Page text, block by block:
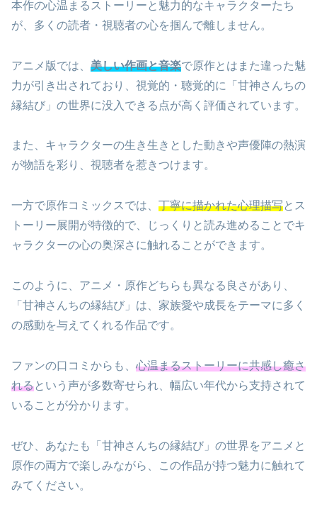
本作の心温まるストーリーと魅力的なキャラクターたち
が、多くの読者・視聴者の心を掴んで離しません。
アニメ版では、 美しい作画と音楽で原作とはまた違った魅
力が引き出されており、視覚的・聴覚的に「甘神さんちの
縁結び」の世界に没入できる点が高く評価されています。
また、キャラクターの生き生きとした動きや声優陣の熱演
が物語を彩り、視聴者を惹きつけます。
一方で原作コミックスでは、 丁寧に描かれた心理描写とス
トーリー展開が特徴的で、じっくりと読み進めることでキ
ャラクターの心の奥深さに触れることができます。
このように、アニメ・原作どちらも異なる良さがあり、
「甘神さんちの縁結び」は、家族愛や成長をテーマに多く
の感動を与えてくれる作品です。
ファンの口コミからも、 心温まるストーリーに共感し癒さ
れるという声が多数寄せられ、幅広い年代から支持されて
いることが分かります。
ぜひ、あなたも「甘神さんちの縁結び」の世界をアニメと
原作の両方で楽しみながら、この作品が持つ魅力に触れて
みてください。